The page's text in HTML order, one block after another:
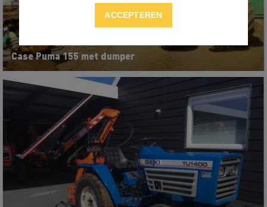
ACCEPTEREN
Case Puma 155 met dumper